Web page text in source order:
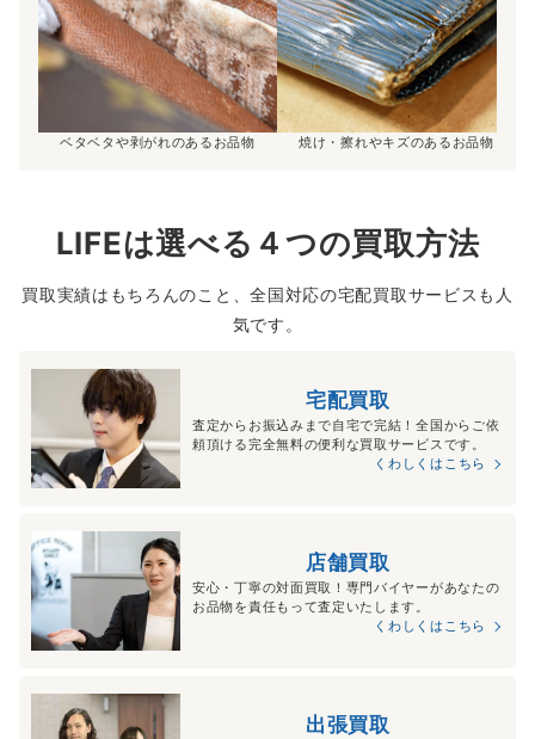
ベタベタや剥がれのあるお品物 焼け・擦れやキズのあるお品物
LIFEは選べる４つの買取方法
買取実績はもちろんのこと、全国対応の宅配買取サービスも人
気です。
宅配買取
査定からお振込みまで自宅で完結！全国からご依
頼頂ける完全無料の便利な買取サービスです。
くわしくはこちら
店舗買取
安心・丁寧の対面買取！専門バイヤーがあなたの
お品物を責任もって査定いたします。
くわしくはこちら
出張買取